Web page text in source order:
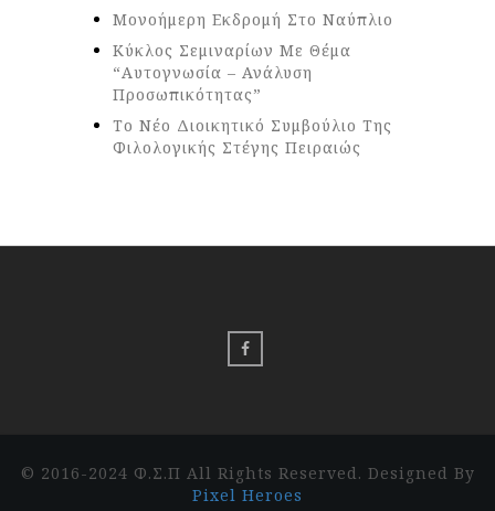
Μονοήμερη Εκδρομή Στο Ναύπλιο
Κύκλος Σεμιναρίων Με Θέμα
“Αυτογνωσία – Ανάλυση
Προσωπικότητας”
Το Νέο Διοικητικό Συμβούλιο Της
Φιλολογικής Στέγης Πειραιώς
© 2016-2024 Φ.Σ.Π All Rights Reserved. Designed By
Pixel Heroes